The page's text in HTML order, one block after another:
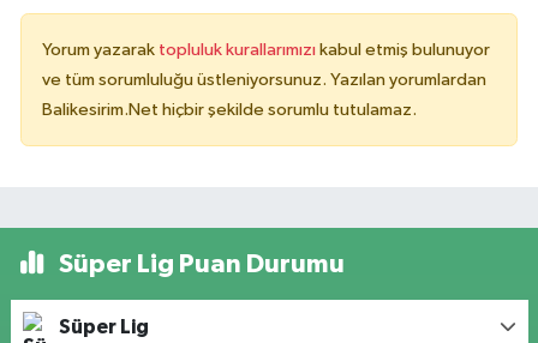
Yorum yazarak topluluk kurallarımızı kabul etmiş bulunuyor
ve tüm sorumluluğu üstleniyorsunuz. Yazılan yorumlardan
Balikesirim.Net hiçbir şekilde sorumlu tutulamaz.
Süper Lig Puan Durumu
Süper Lig